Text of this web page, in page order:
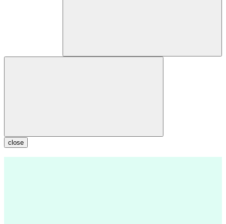
close